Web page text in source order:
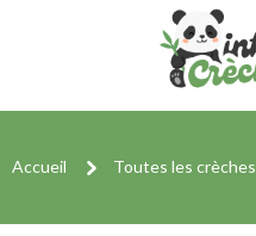
Accueil Toutes les crèches